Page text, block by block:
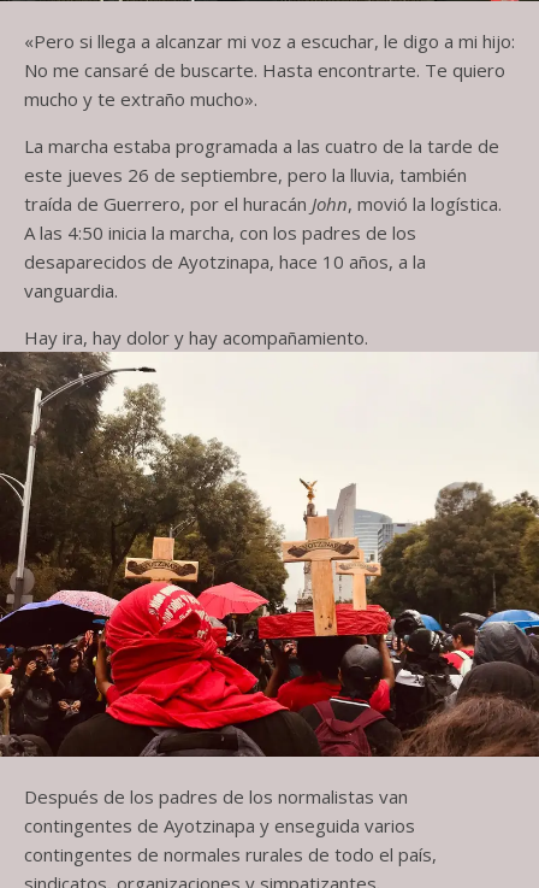
«Pero si llega a alcanzar mi voz a escuchar, le digo a mi hijo:
No me cansaré de buscarte. Hasta encontrarte. Te quiero
mucho y te extraño mucho».
La marcha estaba programada a las cuatro de la tarde de
este jueves 26 de septiembre, pero la lluvia, también
traída de Guerrero, por el huracán John, movió la logística.
A las 4:50 inicia la marcha, con los padres de los
desaparecidos de Ayotzinapa, hace 10 años, a la
vanguardia.
Hay ira, hay dolor y hay acompañamiento.
Después de los padres de los normalistas van
contingentes de Ayotzinapa y enseguida varios
contingentes de normales rurales de todo el país,
sindicatos, organizaciones y simpatizantes.